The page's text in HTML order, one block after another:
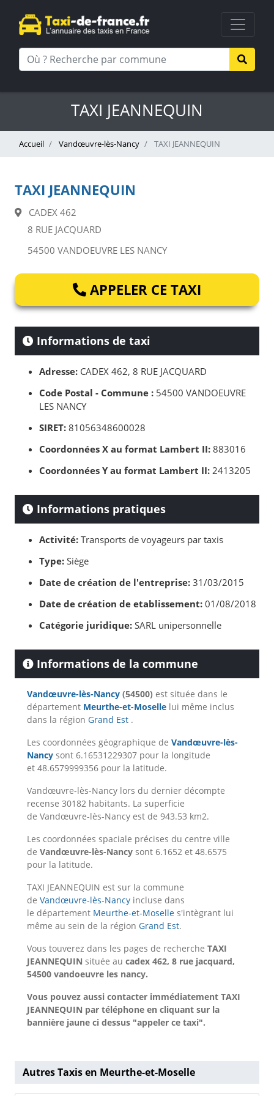
TAXI JEANNEQUIN
Accueil Vandœuvre-lès-Nancy TAXI JEANNEQUIN
TAXI JEANNEQUIN
CADEX 462
8 RUE JACQUARD
54500 VANDOEUVRE LES NANCY
APPELER CE TAXI
Informations de taxi
Adresse: CADEX 462, 8 RUE JACQUARD
Code Postal - Commune : 54500 VANDOEUVRE
LES NANCY
SIRET: 81056348600028
Coordonnées X au format Lambert II: 883016
Coordonnées Y au format Lambert II: 2413205
Informations pratiques
Activité: Transports de voyageurs par taxis
Type: Siège
Date de création de l'entreprise: 31/03/2015
Date de création de etablissement: 01/08/2018
Catégorie juridique: SARL unipersonnelle
Informations de la commune
Vandœuvre-lès-Nancy (54500) est située dans le
département Meurthe-et-Moselle lui même inclus
dans la région Grand Est .
Les coordonnées géographique de Vandœuvre-lès-
Nancy sont 6.16531229307 pour la longitude
et 48.6579999356 pour la latitude.
Vandœuvre-lès-Nancy lors du dernier décompte
recense 30182 habitants. La superficie
de Vandœuvre-lès-Nancy est de 943.53 km2.
Les coordonnées spaciale précises du centre ville
de Vandœuvre-lès-Nancy sont 6.1652 et 48.6575
pour la latitude.
TAXI JEANNEQUIN est sur la commune
de Vandœuvre-lès-Nancy incluse dans
le département Meurthe-et-Moselle s'intègrant lui
même au sein de la région Grand Est.
Vous touverez dans les pages de recherche TAXI
JEANNEQUIN située au cadex 462, 8 rue jacquard,
54500 vandoeuvre les nancy.
Vous pouvez aussi contacter immédiatement TAXI
JEANNEQUIN par téléphone en cliquant sur la
bannière jaune ci dessus "appeler ce taxi".
Autres Taxis en Meurthe-et-Moselle